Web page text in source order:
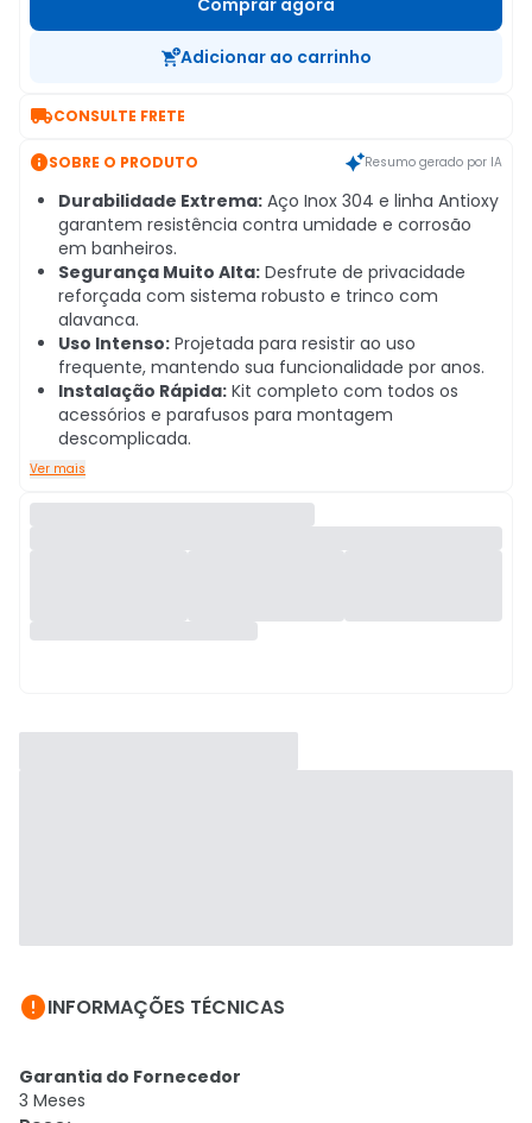
Comprar agora
Adicionar ao carrinho
CONSULTE FRETE
SOBRE O PRODUTO Resumo gerado por IA
Durabilidade Extrema: Aço Inox 304 e linha Antioxy
garantem resistência contra umidade e corrosão
em banheiros.
Segurança Muito Alta: Desfrute de privacidade
reforçada com sistema robusto e trinco com
alavanca.
Uso Intenso: Projetada para resistir ao uso
frequente, mantendo sua funcionalidade por anos.
Instalação Rápida: Kit completo com todos os
acessórios e parafusos para montagem
descomplicada.
Ver mais
INFORMAÇÕES TÉCNICAS
Garantia do Fornecedor
3 Meses